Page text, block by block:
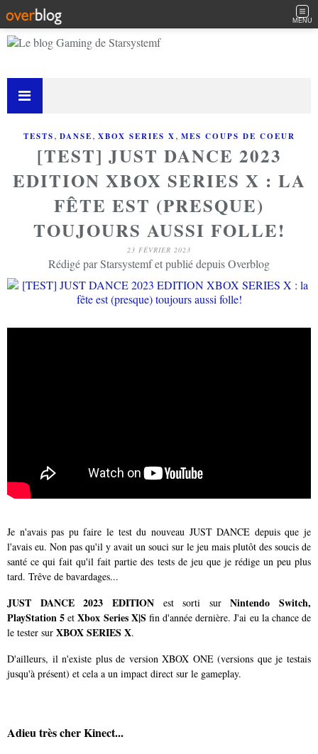
MENU
TESTS, DANSE, XBOX SERIES X, MES COUPS DE COEUR
[TEST] JUST DANCE 2023
EDITION XBOX SERIES X : LA
FÊTE EST (PRESQUE)
TOUJOURS AUSSI FOLLE!
23 FÉVRIER 2023
Rédigé par Starsystemf et publié depuis Overblog
Je n'avais pas pu faire le test du nouveau JUST DANCE depuis que je
l'avais eu. Non pas qu'il y avait un souci sur le jeu mais plutôt des soucis de
santé ce qui fait qu'il fait partie des tests de jeu que je rédige un peu plus
tard. Trêve de bavardages...
JUST DANCE 2023 EDITIONest sorti surNintendo Switch,
PlayStation 5 etXbox Series X|S fin d'année dernière. J'ai eu la chance de
le tester sur XBOX SERIES X.
D'ailleurs, il n'existe plus de version XBOX ONE (versions que je testais
jusqu'à présent) et cela a un impact direct sur le gameplay.
Adieu très cher Kinect...